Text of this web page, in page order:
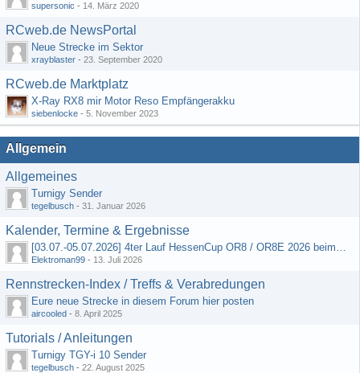
supersonic - 14. März 2020
RCweb.de NewsPortal
Neue Strecke im Sektor
xrayblaster - 23. September 2020
RCweb.de Marktplatz
X-Ray RX8 mir Motor Reso Empfängerakku
siebenlocke - 5. November 2023
Allgemein
Allgemeines
Turnigy Sender
tegelbusch - 31. Januar 2026
Kalender, Termine & Ergebnisse
[03.07.-05.07.2026] 4ter Lauf HessenCup OR8 / OR8E 2026 beim MSV Linsengericht e.V.
Elektroman99 - 13. Juli 2026
Rennstrecken-Index / Treffs & Verabredungen
Eure neue Strecke in diesem Forum hier posten
aircooled - 8. April 2025
Tutorials / Anleitungen
Turnigy TGY-i 10 Sender
tegelbusch - 22. August 2025